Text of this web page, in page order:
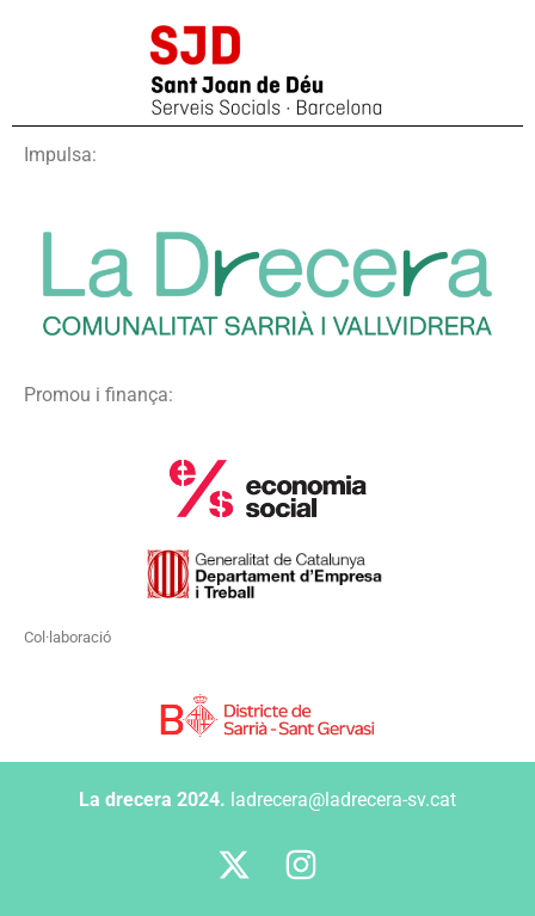
Impulsa:
Promou i finança:
Col·laboració
La drecera 2024. ladrecera@ladrecera-sv.cat